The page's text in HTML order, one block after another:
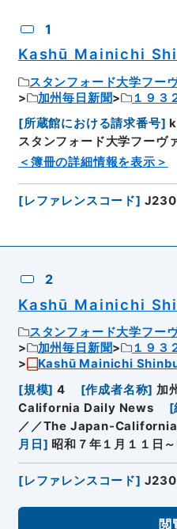
1
Kashū Mainichi
スタンフォード大学フー
加州毎日新聞
１９３
[所蔵館における請求番号]
スタンフォード大学フーヴ
＜簿冊の詳細情報を表示＞
[レファレンスコード]
2
Kashū Mainichi
スタンフォード大学フー
加州毎日新聞
１９３
Kashū Mainichi
[規模] 4 [作成者名称] 加
California Daily News
[
／／The Japan-
月日 ] 昭和７年１月１１日
[レファレンスコード]
閲